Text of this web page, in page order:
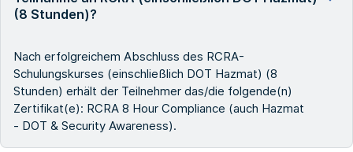
(8 Stunden)?
Nach erfolgreichem Abschluss des RCRA-
Schulungskurses (einschließlich DOT Hazmat) (8
Stunden) erhält der Teilnehmer das/die folgende(n)
Zertifikat(e): RCRA 8 Hour Compliance (auch Hazmat
- DOT & Security Awareness).